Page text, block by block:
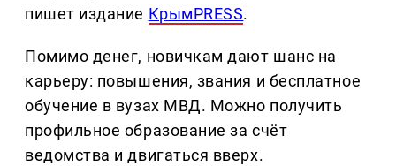
пишет издание КрымPRESS.
Помимо денег, новичкам дают шанс на
карьеру: повышения, звания и бесплатное
обучение в вузах МВД. Можно получить
профильное образование за счёт
ведомства и двигаться вверх.